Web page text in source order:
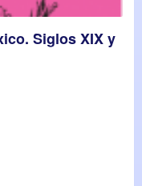
Siglos XIX y